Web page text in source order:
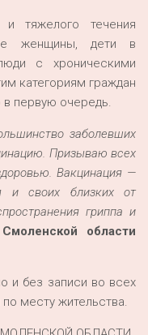
тяжелого течения
женщины, дети в
с хроническими
категориям граждан
в первую очередь.
заболевших
Призываю всех
Вакцинация —
и своих близких от
гриппа и
области
и без записи во всех
месту жительства.